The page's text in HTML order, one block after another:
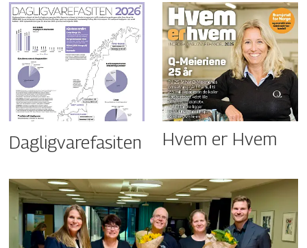
Dagligvarefasiten Hvem er Hvem